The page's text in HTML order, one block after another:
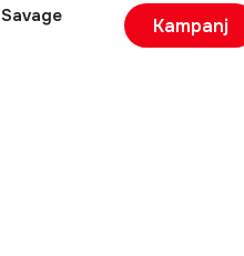
Savage
Kampanj